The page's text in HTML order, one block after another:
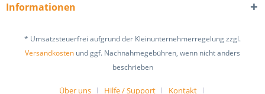
Informationen
* Umsatzsteuerfrei aufgrund der Kleinunternehmerregelung zzgl.
Versandkosten und ggf. Nachnahmegebühren, wenn nicht anders
beschrieben
Über uns Hilfe / Support Kontakt